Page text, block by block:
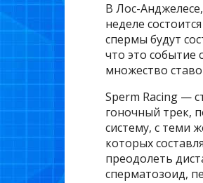
В Лос-
неделе
спермы будут
что это событие
множество
Sperm Racing —
гоночный трек,
систему, с теми
которых
преодолеть
сперматозоид,